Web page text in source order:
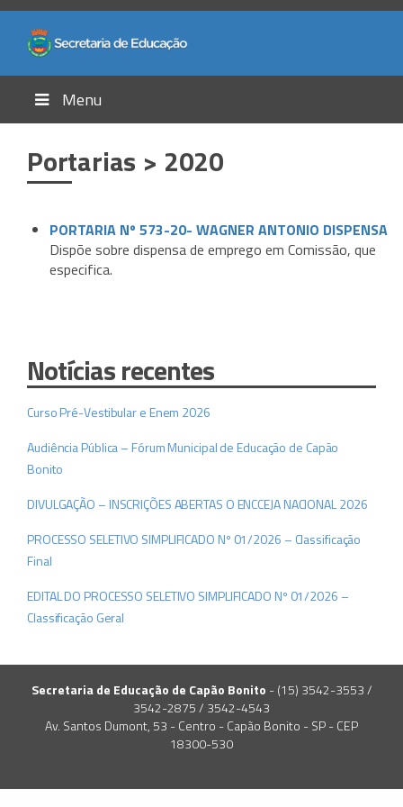
Menu
Portarias > 2020
PORTARIA Nº 573-20- WAGNER ANTONIO DISPENSA
Dispõe sobre dispensa de emprego em Comissão, que
especifica.
Notícias recentes
Curso Pré-Vestibular e Enem 2026
Audiência Pública – Fórum Municipal de Educação de Capão
Bonito
DIVULGAÇÃO – INSCRIÇÕES ABERTAS O ENCCEJA NACIONAL 2026
PROCESSO SELETIVO SIMPLIFICADO Nº 01/2026 – Classificação
Final
EDITAL DO PROCESSO SELETIVO SIMPLIFICADO Nº 01/2026 –
Classificação Geral
Secretaria de Educação de Capão Bonito - (15) 3542-3553 /
3542-2875 / 3542-4543
Av. Santos Dumont, 53 - Centro - Capão Bonito - SP - CEP
18300-530